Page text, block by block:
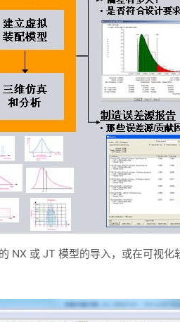
或 JT 模型的导入，或在可视化